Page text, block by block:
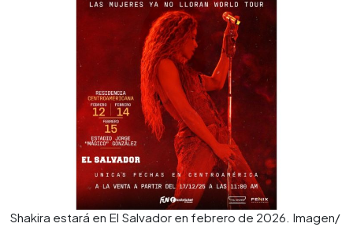
Shakira estará en El Salvador en febrero de 2026. Imagen/